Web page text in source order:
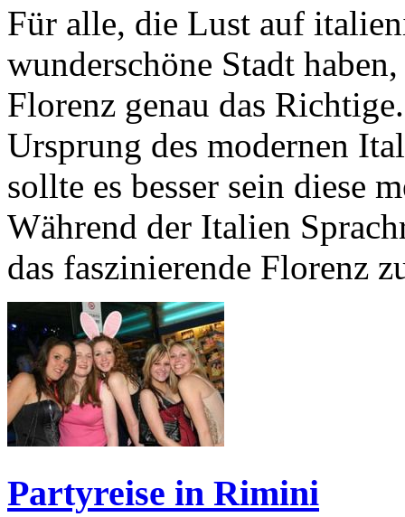
Für alle, die Lust auf
wunderschöne Stadt
Florenz genau das
Ursprung des modernen
sollte es besser sein diese
Während der Italien
das faszinierende Florenz
Partyreise in Rimini